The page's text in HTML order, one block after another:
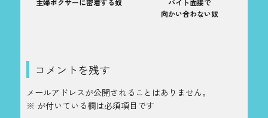
主婦ボクサーに密着する奴
バイト面接で
向かい合わない奴
コメントを残す
メールアドレスが公開されることはありません。
※ が付いている欄は必須項目です